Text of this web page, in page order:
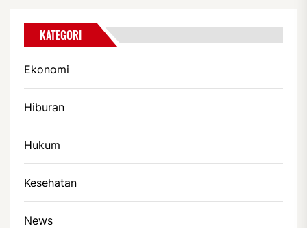
KATEGORI
Ekonomi
Hiburan
Hukum
Kesehatan
News